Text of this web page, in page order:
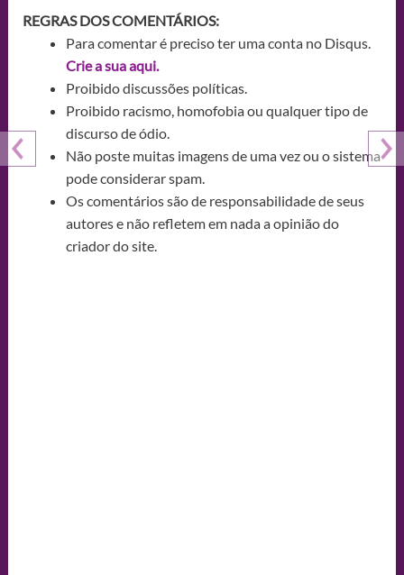
REGRAS DOS COMENTÁRIOS:
Para comentar é preciso ter uma conta no Disqus.
Crie a sua aqui.
Proibido discussões políticas.
Proibido racismo, homofobia ou qualquer tipo de
discurso de ódio.
Não poste muitas imagens de uma vez ou o sistema
pode considerar spam.
Os comentários são de responsabilidade de seus
autores e não refletem em nada a opinião do
criador do site.